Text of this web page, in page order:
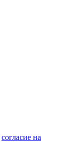
согласие на